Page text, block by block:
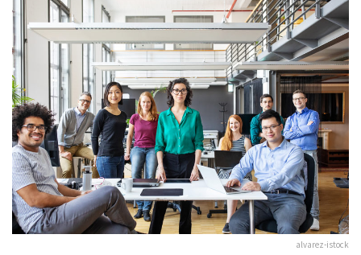
alvarez-istock